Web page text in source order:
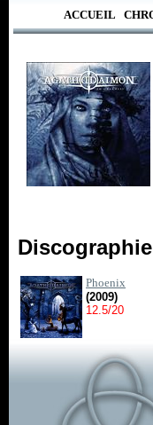
ACCUEIL
Phoenix
(2009)
12.5/20